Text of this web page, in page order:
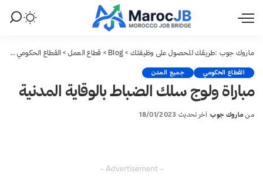
ماروك جوب :طريقك للحصول على وظيفتك >
Blog
> قطاع العمل > القطاع الحكومي >
القطاع الحكومي جميع المدن
مباراة ولوج سلك الضباط بالوقاية المدنية
Posted
من ماروك جوب آخر تحديث 18/01/2023
– Advertisement –